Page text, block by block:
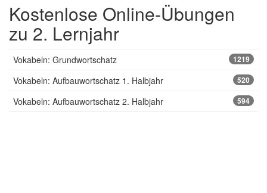
Kostenlose Online-Übungen
zu 2. Lernjahr
Vokabeln: Grundwortschatz 1219
Vokabeln: Aufbauwortschatz 1. Halbjahr 520
Vokabeln: Aufbauwortschatz 2. Halbjahr 594